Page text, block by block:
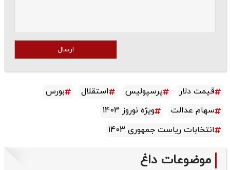
ارسال
قیمت دلار پرسپولیس استقلال
بورس
سهام عدالت
ویژه نوروز 1403
انتخابات ریاست جمهوری 1403
موضوعات داغ